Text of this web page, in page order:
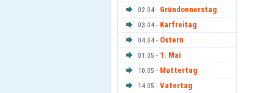
02.04 - Gründonnerstag
03.04 - Karfreitag
04.04 - Ostern
01.05 - 1. Mai
10.05 - Muttertag
14.05 - Vatertag